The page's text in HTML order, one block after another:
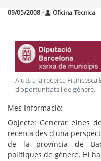
09/05/2008- Oficina Tècnica
Ajuts a la recerca
d'oportunitats i de gènere.
Mes Informació:
Objecte: Generar eines
recerca des d'una
de la província de
polítiques de gènere. Hi